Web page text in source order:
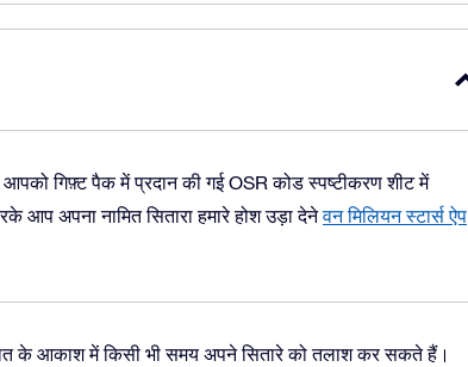
गिफ़्ट पैक में प्रदान की गई OSR कोड स्पष्टीकरण शीट में
आप अपना नामित सितारा हमारे होश उड़ा देनेवन मिलियन स्टार्स ऐप
के आकाश में किसी भी समय अपने सितारे को तलाश कर सकते हैं।